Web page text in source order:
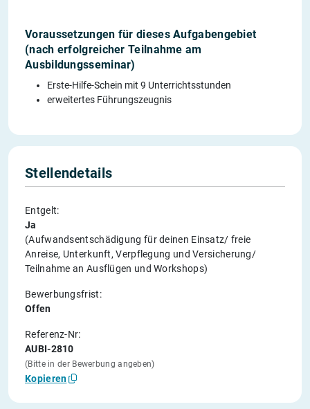
Voraussetzungen für dieses Aufgabengebiet
(nach erfolgreicher Teilnahme am
Ausbildungsseminar)
Erste-Hilfe-Schein mit 9 Unterrichtsstunden
erweitertes Führungszeugnis
Stellendetails
Entgelt:
Ja
(Aufwandsentschädigung für deinen Einsatz/ freie
Anreise, Unterkunft, Verpflegung und Versicherung/
Teilnahme an Ausflügen und Workshops)
Bewerbungsfrist:
Offen
Referenz-Nr:
AUBI-2810
(Bitte in der Bewerbung angeben)
Kopieren